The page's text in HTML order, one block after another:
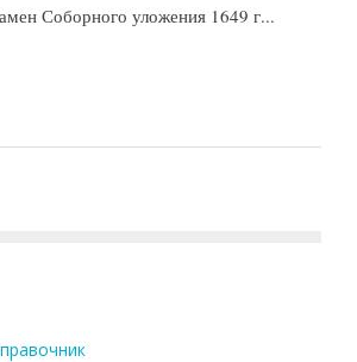
Соборного уложения 1649 г...